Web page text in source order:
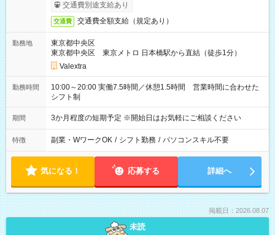
交通費別途支給あり
交通費 交通費全額支給（規定あり）
勤務地
東京都中央区
東京都中央区 東京メトロ 日本橋駅から直結（徒歩1分）
Valextra
勤務時間
10:00～20:00 実働7.5時間／休憩1.5時間 営業時間に合わせた
シフト制
期間 3か月程度の短期予定 ※開始日はお気軽にご相談ください
特徴 副業・WワークOK / シフト勤務 / パソコンスキル不要
気になる！ 応募する 詳細へ
掲載日：2026.08.07
未読